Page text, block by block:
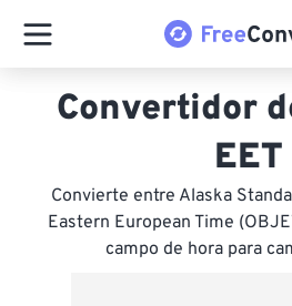
Convertidor
EET
Convierte entre Alaska
Eastern European Time
campo de hora para